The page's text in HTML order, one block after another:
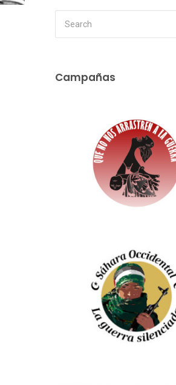
Campañas